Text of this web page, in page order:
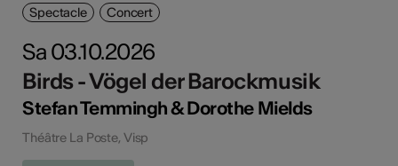
Spectacle Concert
Sa 03.10.2026
Birds - Vögel der Barockmusik
Stefan Temmingh & Dorothe Mields
Théâtre La Poste, Visp